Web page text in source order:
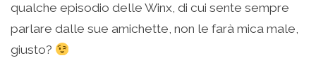
qualche episodio delle Winx, di cui sente sempre
parlare dalle sue amichette, non le farà mica male,
giusto?